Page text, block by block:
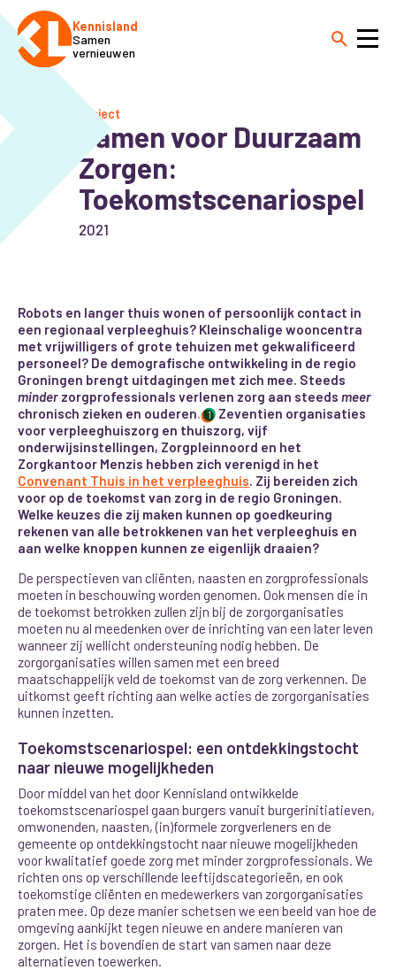
Kennisland
Samen
vernieuwen
Project
Samen voor Duurzaam
Zorgen:
Toekomstscenariospel
2021
Robots en langer thuis wonen of persoonlijk contact in
een regionaal verpleeghuis? Kleinschalige wooncentra
met vrijwilligers of grote tehuizen met gekwalificeerd
personeel? De demografische ontwikkeling in de regio
Groningen brengt uitdagingen met zich mee. Steeds
minder zorgprofessionals verlenen zorg aan steedsmeer
chronisch zieken en ouderen. 1 Zeventien organisaties
voor verpleeghuiszorg en thuiszorg, vijf
onderwijsinstellingen, Zorgpleinnoord en het
Zorgkantoor Menzis hebben zich verenigd in het
Convenant Thuis in het verpleeghuis. Zij bereiden zich
voor op de toekomst van zorg in de regio Groningen.
Welke keuzes die zij maken kunnen op goedkeuring
rekenen van alle betrokkenen van het verpleeghuis en
aan welke knoppen kunnen ze eigenlijk draaien?
De perspectieven van cliënten, naasten en zorgprofessionals
moeten in beschouwing worden genomen. Ook mensen die in
de toekomst betrokken zullen zijn bij de zorgorganisaties
moeten nu al meedenken over de inrichting van een later leven
wanneer zij wellicht ondersteuning nodig hebben. De
zorgorganisaties willen samen met een breed
maatschappelijk veld de toekomst van de zorg verkennen. De
uitkomst geeft richting aan welke acties de zorgorganisaties
kunnen inzetten.
Toekomstscenariospel: een ontdekkingstocht
naar nieuwe mogelijkheden
Door middel van het door Kennisland ontwikkelde
toekomstscenariospel gaan burgers vanuit burgerinitiatieven,
omwonenden, naasten, (in)formele zorgverleners en de
gemeente op ontdekkingstocht naar nieuwe mogelijkheden
voor kwalitatief goede zorg met minder zorgprofessionals. We
richten ons op verschillende leeftijdscategorieën, en ook
toekomstige cliënten en medewerkers van zorgorganisaties
praten mee. Op deze manier schetsen we een beeld van hoe de
omgeving aankijkt tegen nieuwe en andere manieren van
zorgen. Het is bovendien de start van samen naar deze
alternatieven toewerken.